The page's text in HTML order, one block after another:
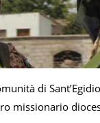
di
missionario